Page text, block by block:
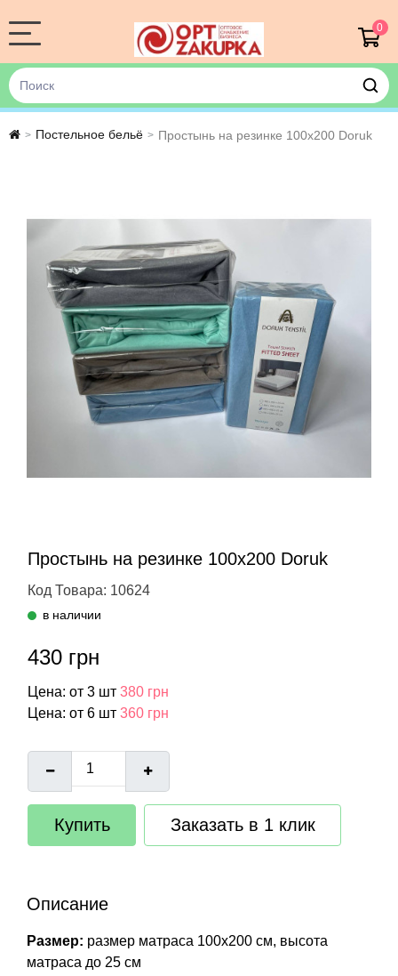
0
> Постельное бельё > Простынь на резинке 100х200 Doruk
Простынь на резинке 100х200 Doruk
Код Товара: 10624
в наличии
430 грн
Цена: от 3 шт 380 грн
Цена: от 6 шт 360 грн
Купить Заказать в 1 клик
Описание
Размер: размер матраса 100х200 см, высота
матраса до 25 см